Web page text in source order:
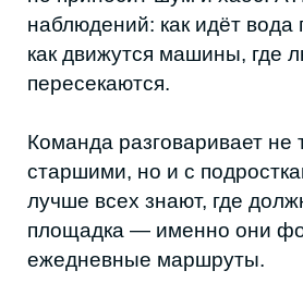
террасы помогают подстроиться
и не ломать его. Проект создаёт
места, включает жителей и
точкой притяжения для местных и